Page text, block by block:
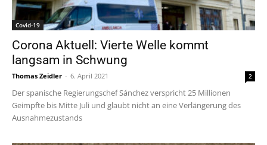
Covid-19
Corona Aktuell: Vierte Welle kommt
langsam in Schwung
Thomas Zeidler - 6. April 2021 2
Der spanische Regierungschef Sánchez verspricht 25 Millionen
Geimpfte bis Mitte Juli und glaubt nicht an eine Verlängerung des
Ausnahmezustands